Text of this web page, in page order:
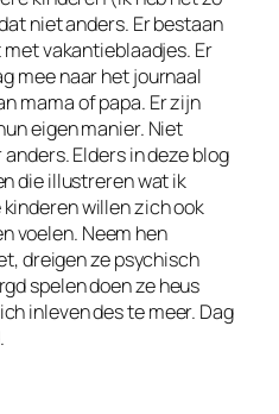
niet anders. Er bestaan
vakantieblaadjes. Er
mee naar het journaal
mama of papa. Er zijn
eigen manier. Niet
Elders in deze blog
die illustreren wat ik
willen zich ook
voelen. Neem hen
dreigen ze psychisch
spelen doen ze heus
inleven des te meer. Dag